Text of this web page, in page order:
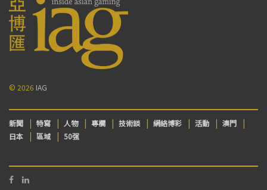
© 2026 IAG
新聞 特寫 人物 專欄 技術談 網絡博彩 活動
澳門
日本
區域 50强